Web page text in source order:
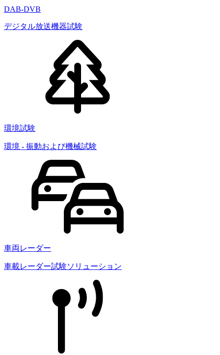
DAB-DVB
デジタル放送機器試験
環境試験
環境 - 振動および機械試験
車両レーダー
車載レーダー試験ソリューション